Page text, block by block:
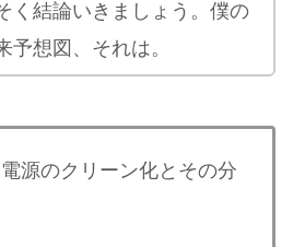
く結論いきましょう。僕の
予想図、それは。
源のクリーン化とその分